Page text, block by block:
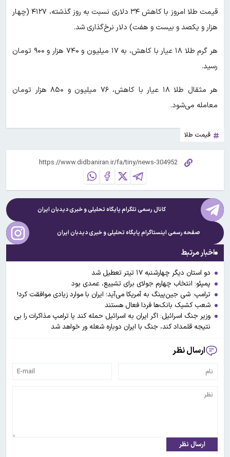
قیمت طلا امروز با کاهش ۳۴ دلاری نسبت به روز گذشته، ۴۱۲۷ (چهار
هزار و یکصد و بیست و هفت) دلار نرخ‌گذاری شد.
هر گرم طلا ۱۸ عیار با کاهش، به ۱۷ میلیون و ۷۴۰ هزار و ۹۰۰ تومان
رسید.
هر مثقال طلا ۱۸ عیار با کاهش، ۷۶ میلیون و ۸۵۰ هزار تومان
معامله می‌شود.
قیمت طلا
کانال رسمی تلگرام پایگاه تحلیلی و خبریدیدبان ایران
صفحه رسمی اینستاگرام پایگاه تحلیلی و خبریدیدبان ایران
اخبار مرتبط
دو استان دیگر چهارشنبه ۱۷ تیتر تعطیل شد
پمپئو: انتخاب چهارم جولای برای تشییع، عمدی بود
ترامپ: شی جین‌پینگ به آمریکا می‌آید؛ ایران با موارد زیادی موافقت کرد!
شعب کشیک بانک‌ها فردا فعال هستند
وزیر جنگ اسرائیل: اگر ایران به اسرائیل حمله کند یا ترامپ مذاکرات را بی
نتیجه قلمداد کند، جنگ با ایران دوباره شعله ور خواهد شد
ارسال نظر
ارسال نظر